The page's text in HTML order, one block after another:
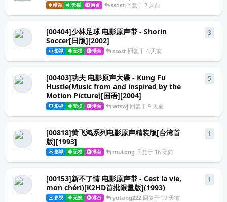
精选 无损 港台 ssost 回复于2 天前
[00404]少林足球 电影原声带 - Shorin
Soccer[日版][2002]
影视 无损 港台 ssost 回复于4 天前
3
[00403]功夫 电影原声大碟 - Kung Fu
Hustle(Music from and inspired by the
Motion Picture)[国语][2004]
影视 无损 港台 wtswj 回复于9 天前
5
[00818]黄飞鸿系列电影原声精装版[台湾首
版][1993]
影视 无损 港台 mutong 回复于 16 天前
1
[00153]新不了情 电影原声带 - Cest la vie,
mon chéri)[K2HD首批限量版](1993)
影视 无损 港台 yutang222 回复于 19 天前
1